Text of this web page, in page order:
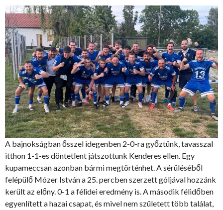
A bajnokságban ősszel idegenben 2-0-ra győztünk, tavasszal
itthon 1-1-es döntetlent játszottunk Kenderes ellen. Egy
kupameccsan azonban bármi megtörténhet. A sérüléséből
felépülő Mózer István a 25. percben szerzett góljával hozzánk
került az előny. 0-1 a félidei eredmény is. A második félidőben
egyenlített a hazai csapat, és mivel nem született több találat,